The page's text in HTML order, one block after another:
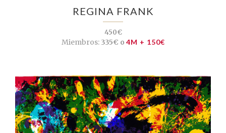
REGINA FRANK
450€
Miembros:335€ o 4M + 150€